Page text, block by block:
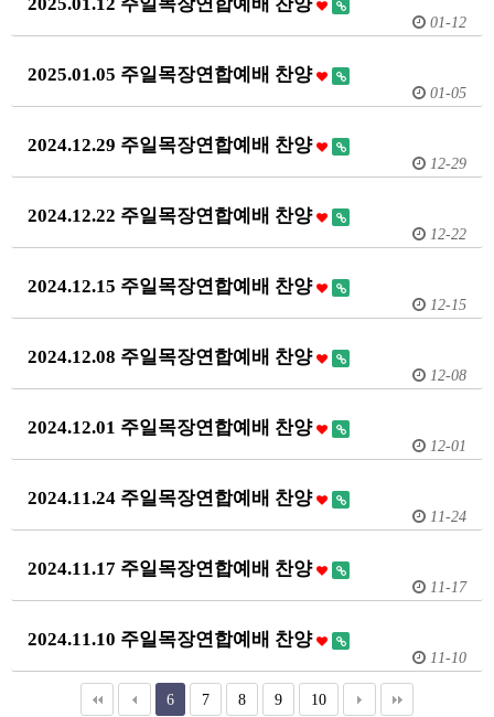
01-12
2025.01.05 주일목장연합예배 찬양
01-05
2024.12.29 주일목장연합예배 찬양
12-29
2024.12.22 주일목장연합예배 찬양
12-22
2024.12.15 주일목장연합예배 찬양
12-15
2024.12.08 주일목장연합예배 찬양
12-08
2024.12.01 주일목장연합예배 찬양
12-01
2024.11.24 주일목장연합예배 찬양
11-24
2024.11.17 주일목장연합예배 찬양
11-17
2024.11.10 주일목장연합예배 찬양
11-10
6 7 8 9 10